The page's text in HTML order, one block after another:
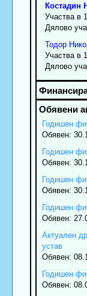
Костадин
Участва в
Дялово
Тодор
Участва в
Дялово
Годишен
Обявен:
Годишен
Обявен:
Годишен
Обявен:
Годишен
Обявен:
Актуален
устав
Обявен:
Годишен
Обявен: